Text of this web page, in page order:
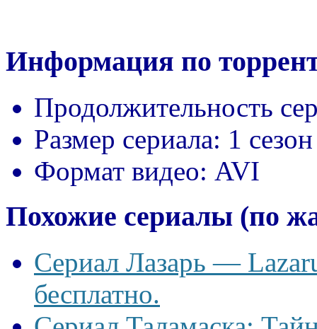
Информация по
Продолжительность
Размер сериала: 1
Формат видео: AVI
Похожие сериалы (по
Сериал Лазарь —
бесплатно.